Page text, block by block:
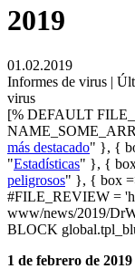
2019
01.02.2019
Informes de virus |
virus
[% DEFAULT
más destacado" }, {
"Estadísticas" }, {
peligrosos" }, { box
#FILE_REVIEW =
www/news/2019/
BLOCK
1 de febrero de 2019